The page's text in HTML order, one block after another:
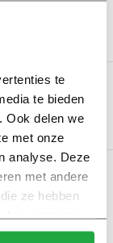
te
te bieden
Ook delen we
met onze
analyse. Deze
met andere
ze hebben
hun services.
6 april
3B in